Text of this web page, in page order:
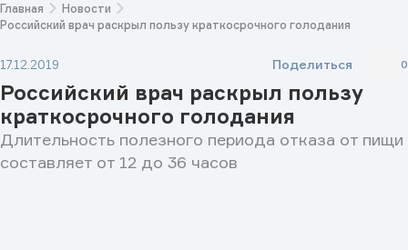
Главная
Новости
Российский врач раскрыл пользу краткосрочного голодания
17.12.2019 Поделиться 0
Российский врач раскрыл пользу
краткосрочного голодания
Длительность полезного периода отказа от пищи
составляет от 12 до 36 часов